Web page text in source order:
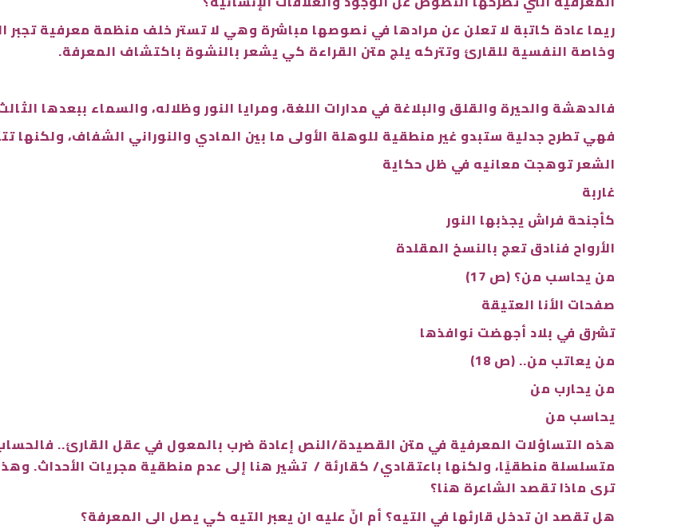
ريما عادة كاتبة لا تعلن عن مرادها في نصوصها مباشرة وهي لا تستر خلف منظمة معرفية
وخاصة النفسية للقارئ وتتركه يلج متن القراءة كي يشعر بالنشوة باكتشاف المعرفة.
فالدهشة والحيرة والقلق والبلاغة في مدارات اللغة، ومرايا النور وظلاله، والسماء ببعدها
فهي تطرح جدلية ستبدو غير منطقية للوهلة الأولى ما بين المادي والنوراني الشفاف، ولكنها
الشعر توهجت معانيه في ظل حكاية
غاربة
كأجنحة فراش يجذبها النور
الأرواح فنادق تعج بالنسخ المقلدة
من يحاسب من؟ (ص 17)
صفحات الأنا العتيقة
تشرق في بلاد أجهضت نوافذها
من يعاتب من.. (ص 18)
من يحارب من
يحاسب من
هذه التساؤلات المعرفية في متن القصيدة/النص إعادة ضرب بالمعول في عقل القارئ.. فالحساب
متسلسلة منطقيًا، ولكنها باعتقادي/ كقارئة / تشير هنا إلى عدم منطقية مجريات الأحداث.
ترى ماذا تقصد الشاعرة هنا؟
هل تقصد ان تدخل قارئها في التيه؟ أم انّ عليه ان يعبر التيه كي يصل الى المعرفة؟